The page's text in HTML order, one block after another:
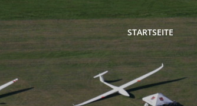
STARTSEITE